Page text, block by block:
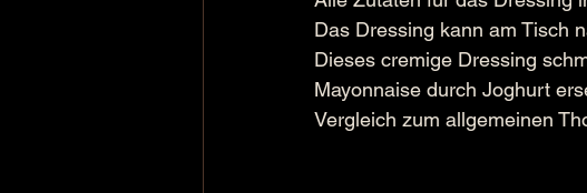
Das Dressing kann am Tisch
Dieses cremige Dressing
Mayonnaise durch Joghurt
Vergleich zum allgemeinen